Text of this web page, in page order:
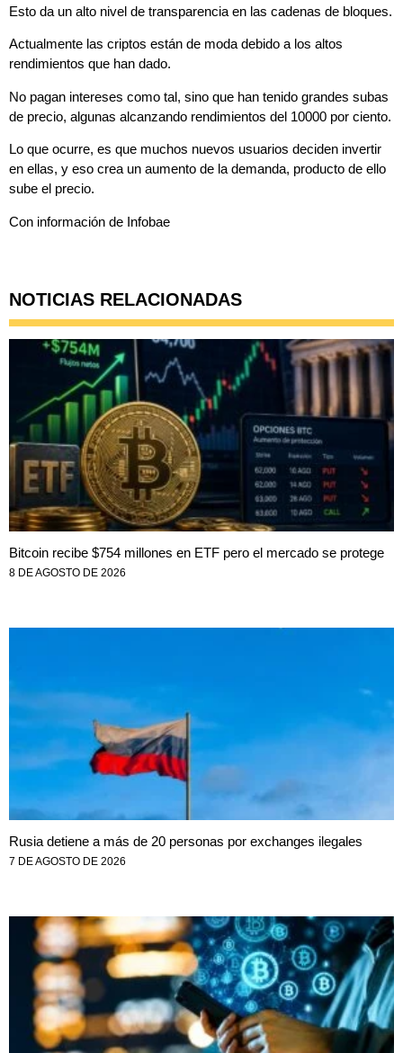
Esto da un alto nivel de transparencia en las cadenas de bloques.
Actualmente las criptos están de moda debido a los altos
rendimientos que han dado.
No pagan intereses como tal, sino que han tenido grandes subas
de precio, algunas alcanzando rendimientos del 10000 por ciento.
Lo que ocurre, es que muchos nuevos usuarios deciden invertir
en ellas, y eso crea un aumento de la demanda, producto de ello
sube el precio.
Con información de Infobae
NOTICIAS RELACIONADAS
Bitcoin recibe $754 millones en ETF pero el mercado se protege
8 DE AGOSTO DE 2026
Rusia detiene a más de 20 personas por exchanges ilegales
7 DE AGOSTO DE 2026